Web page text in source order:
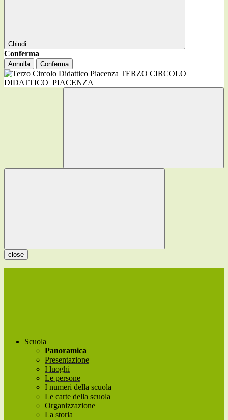
Chiudi
Conferma
Annulla Conferma
TERZO CIRCOLO
DIDATTICO PIACENZA
close
Scuola
Panoramica
Presentazione
I luoghi
Le persone
I numeri della scuola
Le carte della scuola
Organizzazione
La storia